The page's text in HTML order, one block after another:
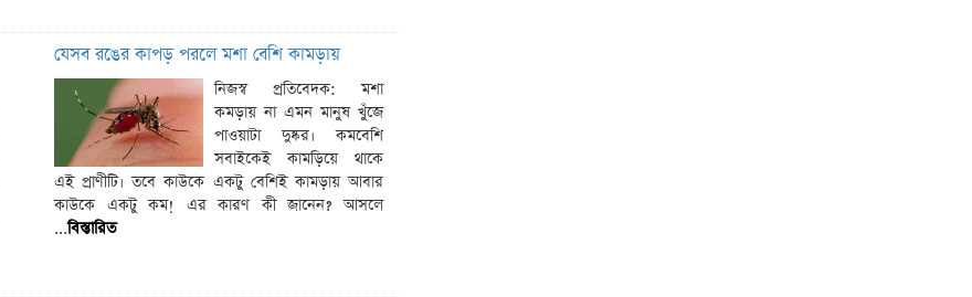
যেসব রঙের কাপড় পরলে মশা বেশি কামড়ায়
নিজস্ব প্রতিবেদক: মশা
কমড়ায় না এমন মানুষ খুঁজে
পাওয়াটা দুষ্কর। কমবেশি
সবাইকেই কামড়িয়ে থাকে
এই প্রাণীটি। তবে কাউকে একটু বেশিই কামড়ায় আবার
কাউকে একটু কম! এর কারণ কী জানেন? আসলে
...বিস্তারিত